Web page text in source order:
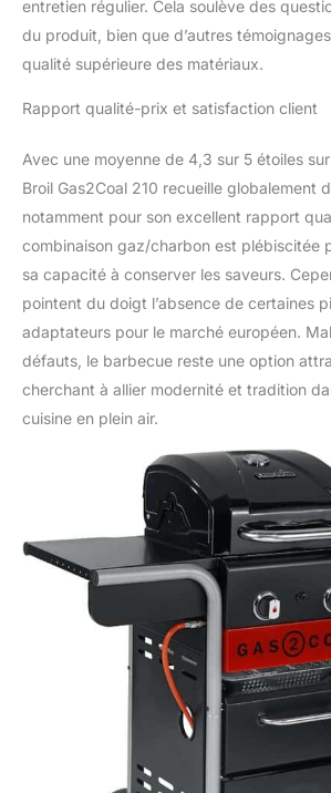
entretien régulier. Cela soulève des
du produit, bien que d’autres
qualité supérieure des matériaux.
Rapport qualité-prix et satisfaction client
Avec une moyenne de 4,3 sur 5 étoiles
Broil Gas2Coal 210 recueille globalement
notamment pour son excellent rapport
combinaison gaz/charbon est plébiscitée
sa capacité à conserver les saveurs.
pointent du doigt l’absence de certaines
adaptateurs pour le marché européen.
défauts, le barbecue reste une option
cherchant à allier modernité et tradition
cuisine en plein air.